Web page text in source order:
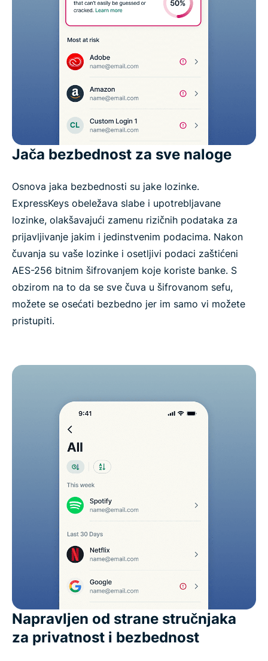
Jača bezbednost za sve naloge
Osnova jaka bezbednosti su jake lozinke.
ExpressKeys obeležava slabe i upotrebljavane
lozinke, olakšavajući zamenu rizičnih podataka za
prijavljivanje jakim i jedinstvenim podacima. Nakon
čuvanja su vaše lozinke i osetljivi podaci zaštićeni
AES-256 bitnim šifrovanjem koje koriste banke. S
obzirom na to da se sve čuva u šifrovanom sefu,
možete se osećati bezbedno jer im samo vi možete
pristupiti.
Napravljen od strane stručnjaka
za privatnost i bezbednost